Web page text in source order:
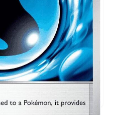
Holo